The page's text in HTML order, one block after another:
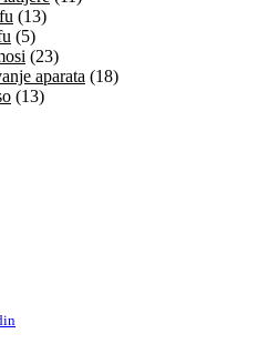
(13)
(5)
(23)
aparata (18)
(13)